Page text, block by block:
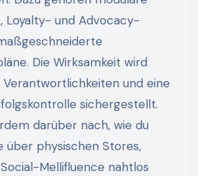
Loyalty- und Advocacy-
Die Wirksamkeit wird
und eine
sichergestellt.
darüber nach, wie du
über physischen Stores,
Mellifluence nahtlos